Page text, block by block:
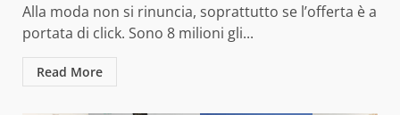
Alla moda non si rinuncia, soprattutto se l’offerta è a
portata di click. Sono 8 milioni gli...
Read More